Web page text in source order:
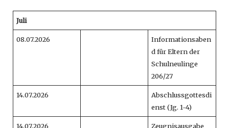
Juli
08.07.2026
Informationsaben
d für Eltern der
Schulneulinge
206/27
14.07.2026
Abschlussgottesdi
enst (Jg. 1-4)
14.07.2026
Zeugnisausgabe